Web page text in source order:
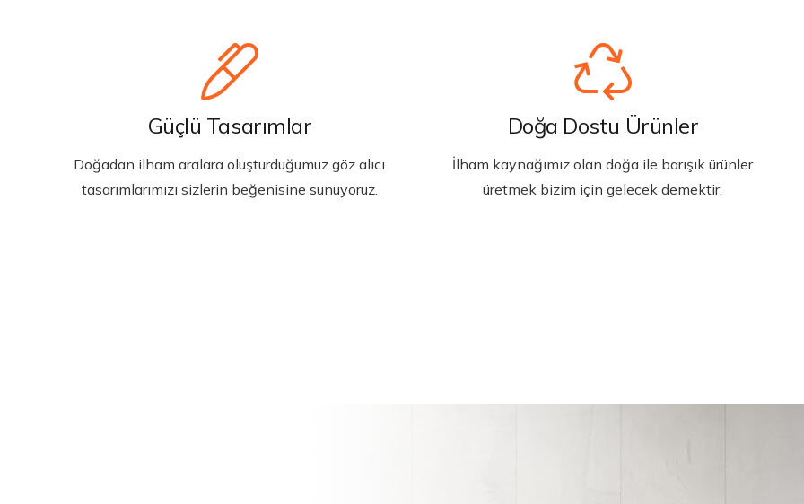
Güçlü Tasarımlar
Doğadan ilham aralara oluşturduğumuz göz alıcı
tasarımlarımızı sizlerin beğenisine sunuyoruz.
Doğa Dostu Ürünler
İlham kaynağımız olan doğa ile barışık ürünler
üretmek bizim için gelecek demektir.